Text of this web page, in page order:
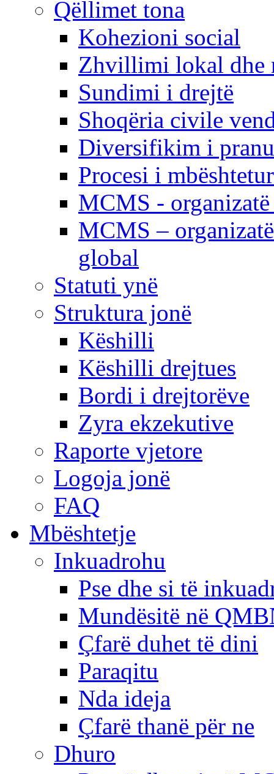
Qëllimet tona
Kohezioni social
Zhvillimi lokal dhe
Sundimi i drejtë
Shoqëria civile
Diversifikim i
Procesi i
MCMS -
MCMS –
global
Statuti ynë
Struktura jonë
Këshilli
Këshilli drejtues
Bordi i drejtorëve
Zyra ekzekutive
Raporte vjetore
Logoja jonë
FAQ
Mbështetje
Inkuadrohu
Pse dhe si të
Mundësitë në
Çfarë duhet të dini
Paraqitu
Nda ideja
Çfarë thanë për ne
Dhuro